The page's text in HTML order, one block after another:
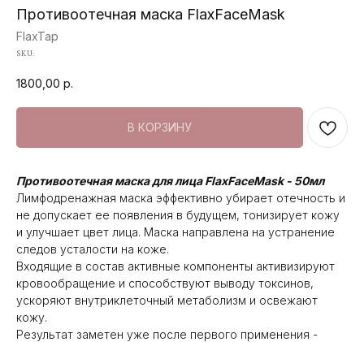
Противоотечная маска FlaxFaceMask
FlaxTap
SKU:
1800,00 р.
В КОРЗИНУ
Противоотечная маска для лица FlaxFaceMask - 50мл
Лимфодренажная маска эффективно убирает отечность и
не допускает ее появления в будущем, тонизирует кожу
и улучшает цвет лица. Маска направлена на устранение
следов усталости на коже.
Входящие в состав активные компоненты активизируют
кровообращение и способствуют выводу токсинов,
ускоряют внутриклеточный метаболизм и освежают
кожу.
Результат заметен уже после первого применения -